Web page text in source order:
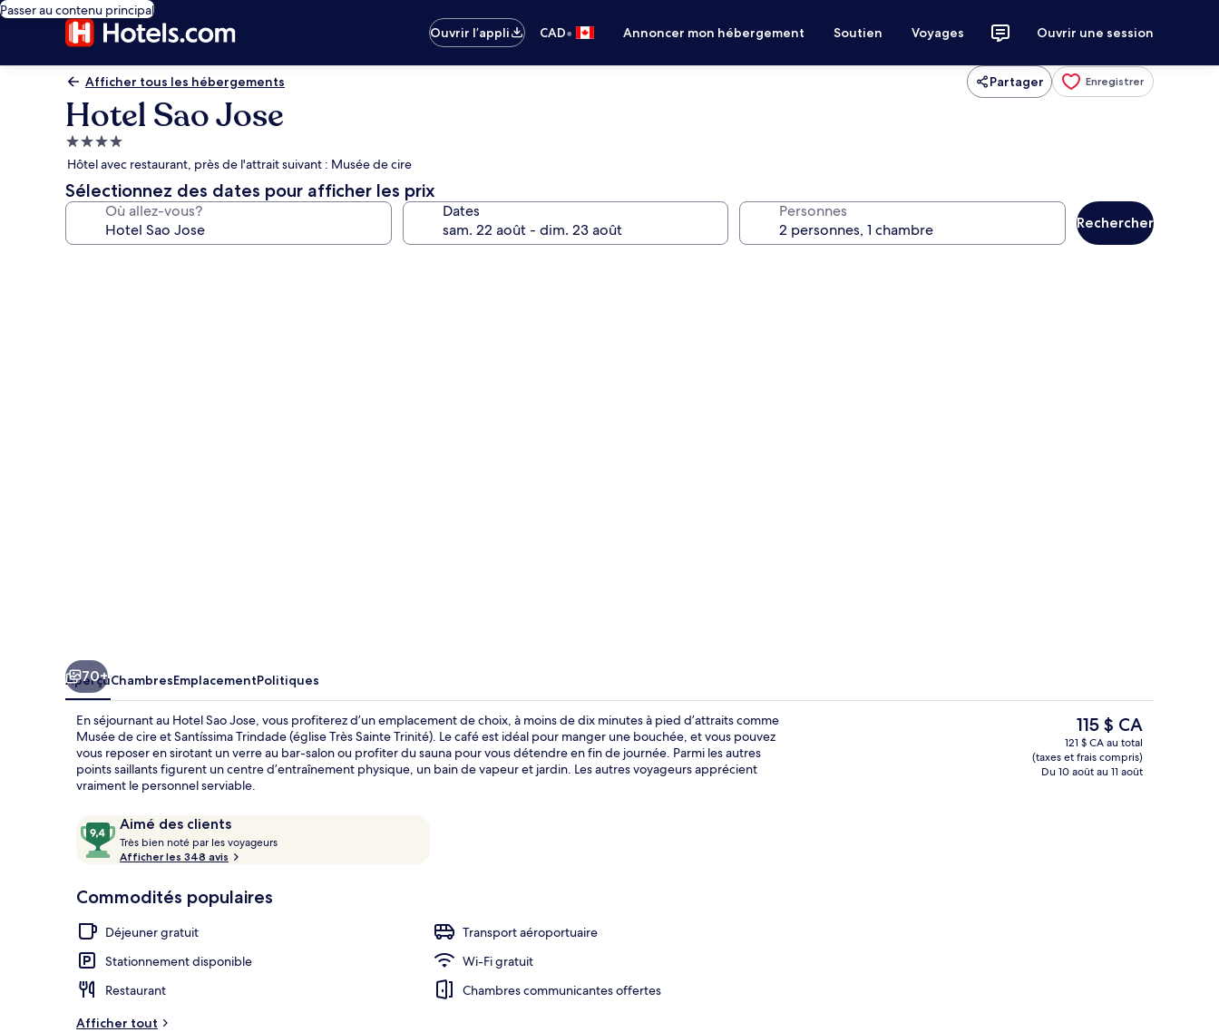
Passer au contenu principal
Ouvrir l’appli
CAD• Annoncer mon hébergement Soutien Voyages Ouvrir une session
Afficher tous les hébergements Partager Enregistrer
Hotel Sao Jose
Hébergement
4.0 étoiles
Hôtel avec restaurant, près de l'attrait suivant : Musée de cire
Sélectionnez des dates pour afficher les prix
Où allez-vous? Dates Personnes
Rechercher
Intérieur de l’entrée Extérieur
70+
AperçuChambresEmplacementPolitiques
En séjournant au Hotel Sao Jose, vous profiterez d’un emplacement de choix, à moins de dix minutes à pied d’attraits comme
Musée de cire et Santíssima Trindade (église Très Sainte Trinité). Le café est idéal pour manger une bouchée, et vous pouvez
vous reposer en sirotant un verre au bar-salon ou profiter du sauna pour vous détendre en fin de journée. Parmi les autres
points saillants figurent un centre d’entraînement physique, un bain de vapeur et jardin. Les autres voyageurs apprécient
vraiment le personnel serviable.
Avis Aimé des clients
9,4
sur
10,
des
Très bien noté par les voyageurs
Afficher les 348 avis
Commodités populaires
Déjeuner gratuit
Transport aéroportuaire
Stationnement disponible
Wi-Fi gratuit
Restaurant
Chambres communicantes offertes
Afficher tout
Le
prix
actuel
est
115 $ CA
121 $ CA au total
(taxes et frais compris)
Du 10 août au 11 août